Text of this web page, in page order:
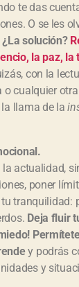
te das
O se les
¿La solución?
la paz, la
con la
o cualquier
la llama de la
la actualidad,
poner
tranquilidad:
Deja fluir
y podrás
y